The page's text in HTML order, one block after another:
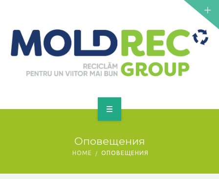
SERVICII
PUNCTE DE COLECTARE
Оповещения
HOME ОПОВЕЩЕНИЯ